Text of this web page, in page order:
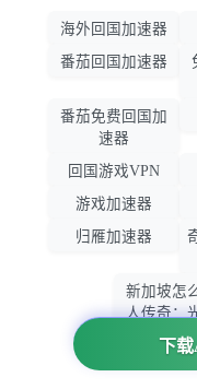
下载
海外回国加速器
番茄回国加速器
番茄免费回国加
速器
回国游戏VPN
游戏加速器
归雁加速器
新加坡怎
人传奇：
之交战